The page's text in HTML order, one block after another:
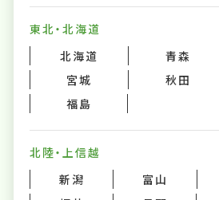
東北・北海道
北海道
青森
宮城
秋田
福島
北陸・上信越
新潟
富山